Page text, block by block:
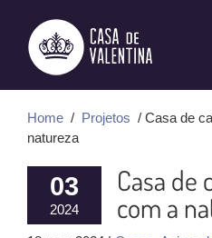
conteúdo
Home / Projetos / Casa de
natureza
03
2024
Casa de
com a